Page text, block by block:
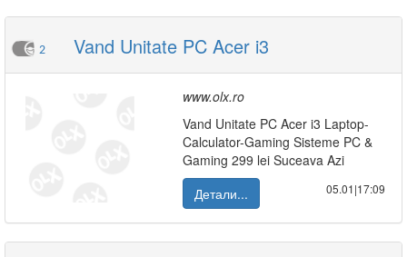
2 Vand Unitate PC Acer i3
www.olx.ro
Vand Unitate PC Acer i3 Laptop-
Calculator-Gaming Sisteme PC &
Gaming 299 lei Suceava Azi
Детали...
05.01|17:09